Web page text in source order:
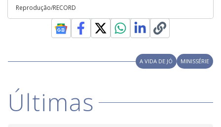
Reprodução/RECORD
A VIDA DE JÓ MINISSÉRIE
Últimas